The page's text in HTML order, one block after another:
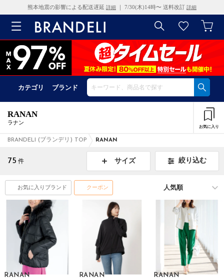
熊本地震の影響による配送遅延 詳細 ｜ 7/30(木)14時〜 送料改訂 詳細
カテゴリ ブランド
RANAN
ラナン
お気に入り
BRANDELI (ブランデリ) TOP RANAN
75 件 サイズ 絞り込む
お気に入りブランド クーポン
RANAN RANAN RANAN